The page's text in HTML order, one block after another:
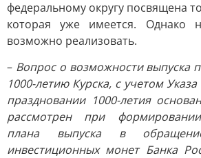
федеральному округу посвящена
которая уже имеется. Однако
возможно реализовать.
– Вопрос о возможности выпуска
1000-летию Курска, с учетом
праздновании 1000-летия
рассмотрен при
плана выпуска в
инвестиционных монет Банка